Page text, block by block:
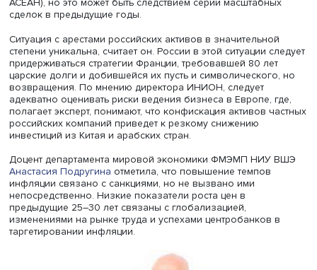
Алексей Кузнецов
Алексей Кузнецов обратил внимание, что в 2022 году
значительно снизился объем сделок по слиянию и